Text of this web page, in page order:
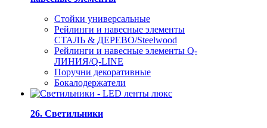
Стойки универсальные
Рейлинги и навесные элементы
СТАЛЬ & ДЕРЕВО/Steelwood
Рейлинги и навесные элементы Q-
ЛИНИЯ/Q-LINE
Поручни декоративные
Бокалодержатели
26. Светильники